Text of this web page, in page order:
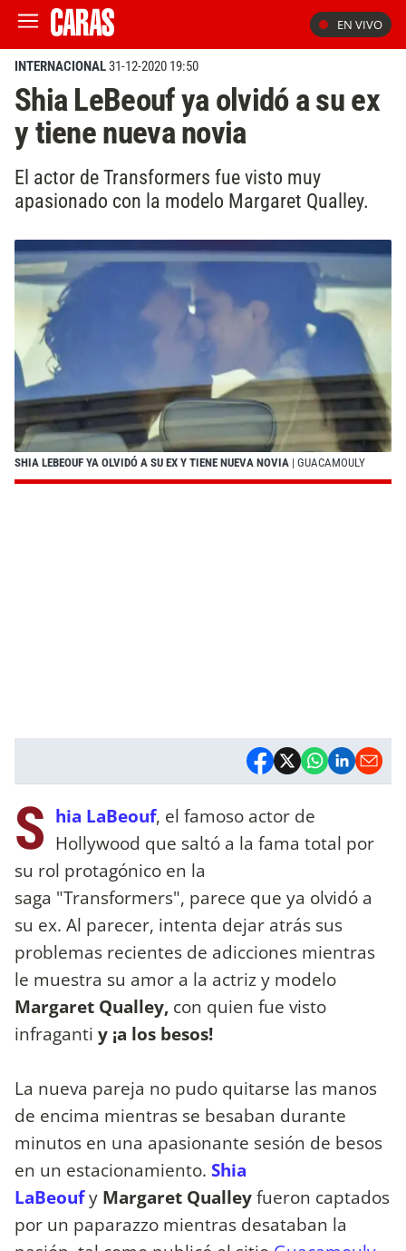
EN VIVO
INTERNACIONAL31-12-2020 19:50
Shia LeBeouf ya olvidó a su ex
y tiene nueva novia
El actor de Transformers fue visto muy
apasionado con la modelo Margaret Qualley.
SHIA LEBEOUF YA OLVIDÓ A SU EX Y TIENE NUEVA NOVIA | GUACAMOULY
S hia LaBeouf, el famoso actor de
Hollywood que saltó a la fama total por
su rol protagónico en la
saga "Transformers", parece que ya olvidó a
su ex. Al parecer, intenta dejar atrás sus
problemas recientes de adicciones mientras
le muestra su amor a la actriz y modelo
Margaret Qualley, con quien fue visto
infraganti y ¡a los besos!
La nueva pareja no pudo quitarse las manos
de encima mientras se besaban durante
minutos en una apasionante sesión de besos
en un estacionamiento. Shia
LaBeoufy Margaret Qualleyfueron captados
por un paparazzo mientras desataban la